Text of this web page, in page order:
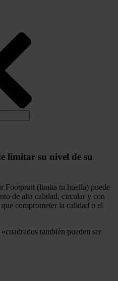
limitar su nivel de su
Footprint (limita tu huella) puede
de alta calidad, circular y con
comprometer la calidad o el
también pueden ser